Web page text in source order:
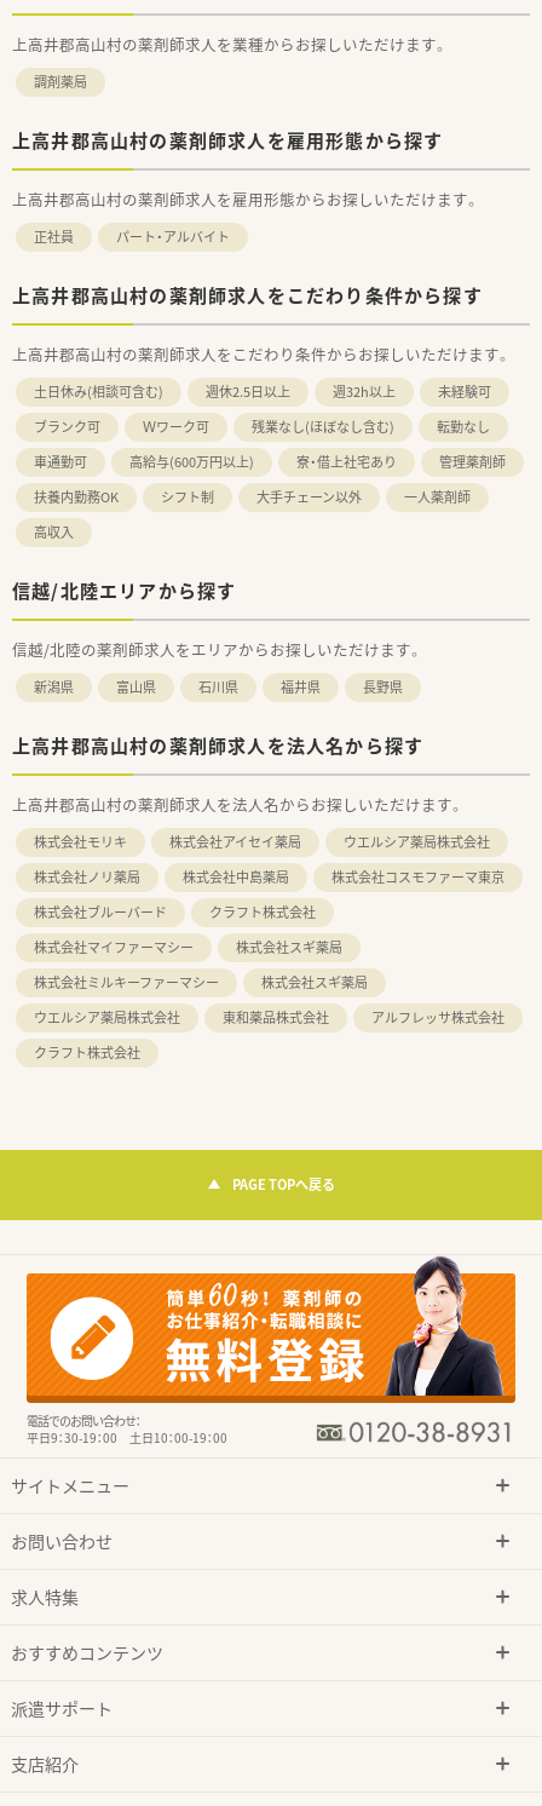
上高井郡高山村の薬剤師求人を業種からお探しいただけます。
調剤薬局
上高井郡高山村の薬剤師求人を雇用形態から探す
上高井郡高山村の薬剤師求人を雇用形態からお探しいただけます。
正社員 パート・アルバイト
上高井郡高山村の薬剤師求人をこだわり条件から探す
上高井郡高山村の薬剤師求人をこだわり条件からお探しいただけます。
土日休み(相談可含む) 週休2.5日以上 週32h以上
未経験可
ブランク可
Ｗワーク可 残業なし(ほぼなし含む)
転勤なし
車通勤可
高給与(600万円以上) 寮・借上社宅あり
管理薬剤師
扶養内勤務OK
シフト制 大手チェーン以外
一人薬剤師
高収入
信越/北陸エリアから探す
信越/北陸の薬剤師求人をエリアからお探しいただけます。
新潟県 富山県 石川県 福井県 長野県
上高井郡高山村の薬剤師求人を法人名から探す
上高井郡高山村の薬剤師求人を法人名からお探しいただけます。
株式会社モリキ 株式会社アイセイ薬局
ウエルシア薬局株式会社
株式会社ノリ薬局
株式会社中島薬局
株式会社コスモファーマ東京
株式会社ブルーバード
クラフト株式会社
株式会社マイファーマシー
株式会社スギ薬局
株式会社ミルキーファーマシー
株式会社スギ薬局
ウエルシア薬局株式会社
東和薬品株式会社
アルフレッサ株式会社
クラフト株式会社
PAGE TOPへ戻る
電話でのお問い合わせ：
平日9：30-19：00 土日10：00-19：00
サイトメニュー
お問い合わせ
求人特集
おすすめコンテンツ
派遣サポート
支店紹介